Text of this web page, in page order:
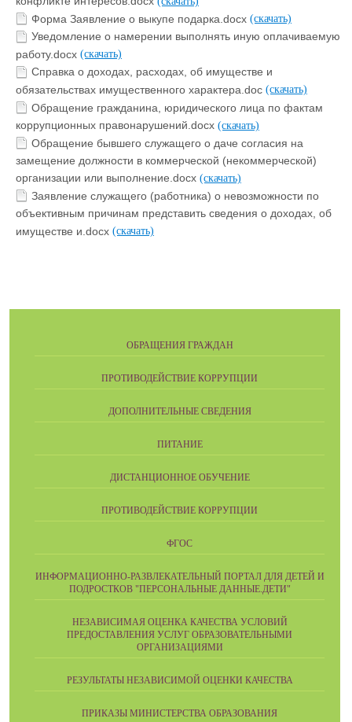
Форма Заявление о выкупе подарка.docx (скачать)
Уведомление о намерении выполнять иную оплачиваемую
работу.docx (скачать)
Справка о доходах, расходах, об имуществе и
обязательствах имущественного характера.doc (скачать)
Обращение гражданина, юридического лица по фактам
коррупционных правонарушений.docx (скачать)
Обращение бывшего служащего о даче согласия на
замещение должности в коммерческой (некоммерческой)
организации или выполнение.docx (скачать)
Заявление служащего (работника) о невозможности по
объективным причинам представить сведения о доходах, об
имуществе и.docx (скачать)
ОБРАЩЕНИЯ ГРАЖДАН
ПРОТИВОДЕЙСТВИЕ КОРРУПЦИИ
ДОПОЛНИТЕЛЬНЫЕ СВЕДЕНИЯ
ПИТАНИЕ
ДИСТАНЦИОННОЕ ОБУЧЕНИЕ
ПРОТИВОДЕЙСТВИЕ КОРРУПЦИИ
ФГОС
ИНФОРМАЦИОННО-РАЗВЛЕКАТЕЛЬНЫЙ ПОРТАЛ ДЛЯ ДЕТЕЙ И
ПОДРОСТКОВ "ПЕРСОНАЛЬНЫЕ ДАННЫЕ.ДЕТИ"
НЕЗАВИСИМАЯ ОЦЕНКА КАЧЕСТВА УСЛОВИЙ
ПРЕДОСТАВЛЕНИЯ УСЛУГ ОБРАЗОВАТЕЛЬНЫМИ
ОРГАНИЗАЦИЯМИ
РЕЗУЛЬТАТЫ НЕЗАВИСИМОЙ ОЦЕНКИ КАЧЕСТВА
ПРИКАЗЫ МИНИСТЕРСТВА ОБРАЗОВАНИЯ